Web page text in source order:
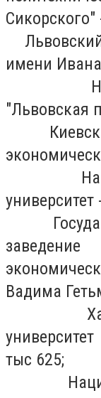
Сикорского"
имени
"Львовская
заведение
Вадима
тыс 625;